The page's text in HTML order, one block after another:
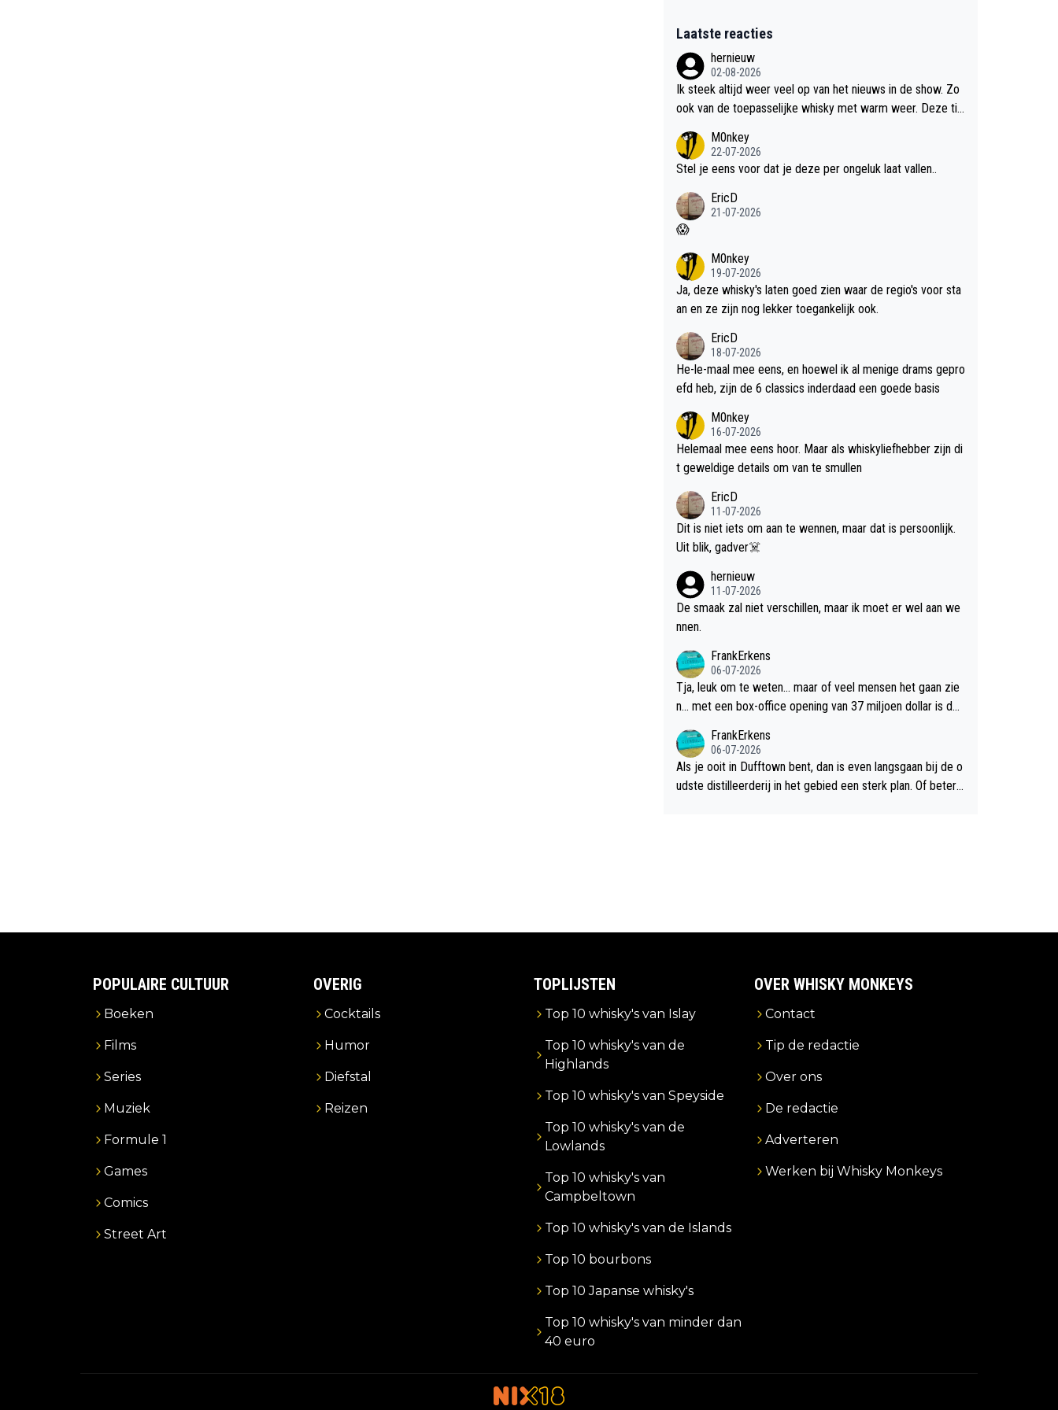
Laatste reacties
hernieuw
02-08-2026
Ik steek altijd weer veel op van het nieuws in de show. Zo
ook van de toepasselijke whisky met warm weer. Deze tip
M0nkey
22-07-2026
Stel je eens voor dat je deze per ongeluk laat vallen..
EricD
21-07-2026
😱
M0nkey
19-07-2026
Ja, deze whisky's laten goed zien waar de regio's voor sta
an en ze zijn nog lekker toegankelijk ook.
EricD
18-07-2026
He-le-maal mee eens, en hoewel ik al menige drams gepro
efd heb, zijn de 6 classics inderdaad een goede basis
M0nkey
16-07-2026
Helemaal mee eens hoor. Maar als whiskyliefhebber zijn di
t geweldige details om van te smullen
EricD
11-07-2026
Dit is niet iets om aan te wennen, maar dat is persoonlijk.
Uit blik, gadver☠️
hernieuw
11-07-2026
De smaak zal niet verschillen, maar ik moet er wel aan we
nnen.
FrankErkens
06-07-2026
Tja, leuk om te weten... maar of veel mensen het gaan zie
n... met een box-office opening van 37 miljoen dollar is de
FrankErkens
06-07-2026
Als je ooit in Dufftown bent, dan is even langsgaan bij de o
udste distilleerderij in het gebied een sterk plan. Of beter n
POPULAIRE CULTUUR
Boeken
Films
Series
Muziek
Formule 1
Games
Comics
Street Art
OVERIG
Cocktails
Humor
Diefstal
Reizen
TOPLIJSTEN
Top 10 whisky's van Islay
Top 10 whisky's van de
Highlands
Top 10 whisky's van Speyside
Top 10 whisky's van de
Lowlands
Top 10 whisky's van
Campbeltown
Top 10 whisky's van de Islands
Top 10 bourbons
Top 10 Japanse whisky's
Top 10 whisky's van minder dan
40 euro
OVER WHISKY MONKEYS
Contact
Tip de redactie
Over ons
De redactie
Adverteren
Werken bij Whisky Monkeys